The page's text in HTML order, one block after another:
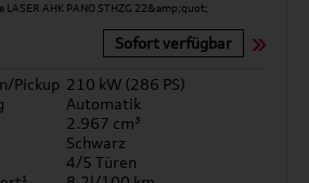
Sofort verfügbar
Pickup 210 kW (286 PS)
Automatik
2.967 cm³
Schwarz
4/5 Türen